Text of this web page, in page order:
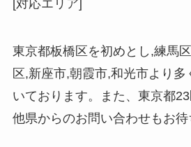
[対応エリア]
東京都板橋区を初めとし,練馬
区,新座市,朝霞市,和光市より
いております。また、東京都23
他県からのお問い合わせもお待